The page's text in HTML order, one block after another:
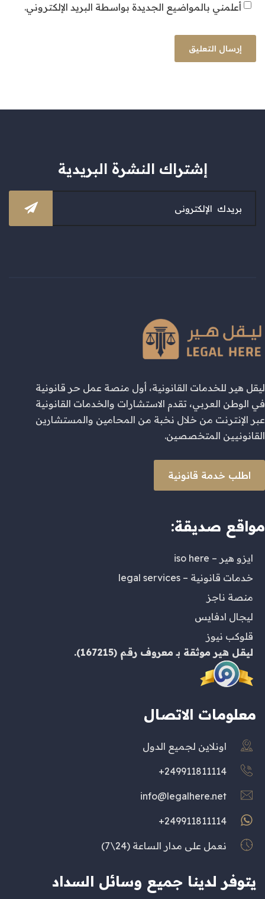
أعلمني بالمواضيع الجديدة بواسطة البريد الإلكتروني.
إشتراك النشرة البريدية
ليقل هير للخدمات القانونية، أول منصة عمل حر قانونية
في الوطن العربي، تقدم الاستشارات والخدمات القانونية
عبر الإنترنت من خلال نخبة من المحامين والمستشارين
القانونيين المتخصصين.
اطلب خدمة قانونية
مواقع صديقة:
ايزو هير – iso here
خدمات قانونية – legal services
منصة ناجز
ليجال ادفايس
قلوكب نيوز
ليقل هير موثقة بـ معروف رقم (167215).
معلومات الاتصال
اونلاين لجميع الدول
249911811114+
info@legalhere.net
249911811114+
نعمل على مدار الساعة (24\7)
يتوفر لدينا جميع وسائل السداد